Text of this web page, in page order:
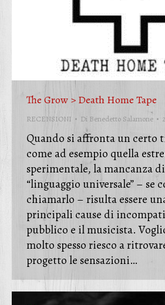
The Grow > Death Home Tape
RECENSIONI Di Benedetto Salamone
Quando si affronta un certo
come ad esempio quella
sperimentale, la mancanza
“linguaggio universale” – se
chiamarlo – risulta essere
principali cause di
pubblico e il musicista.
molto spesso riesco a
progetto le sensazioni…